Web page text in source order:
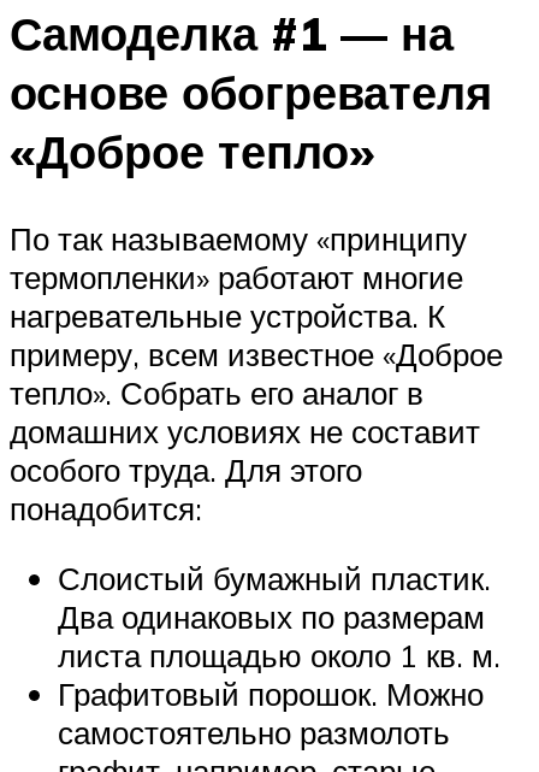
Самоделка #1 — на
основе обогревателя
«Доброе тепло»
По так называемому «принципу
термопленки» работают многие
нагревательные устройства. К
примеру, всем известное «Доброе
тепло». Собрать его аналог в
домашних условиях не составит
особого труда. Для этого
понадобится:
Слоистый бумажный пластик.
Два одинаковых по размерам
листа площадью около 1 кв. м.
Графитовый порошок. Можно
самостоятельно размолоть